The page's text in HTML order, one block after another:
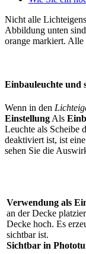
Nicht alle
Abbildung unten
orange markiert.
Einbauleuchte und
Wenn in den
Einstellung Als
Leuchte als Scheibe
deaktiviert ist, ist
sehen Sie die
Verwendung als
an der Decke
Decke hoch. Es
sichtbar ist.
Sichtbar in